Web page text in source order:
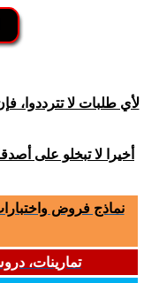
لأي طلبات لا تترددوا،
أخيرا لا تبخلو على
تمارينات، دروس